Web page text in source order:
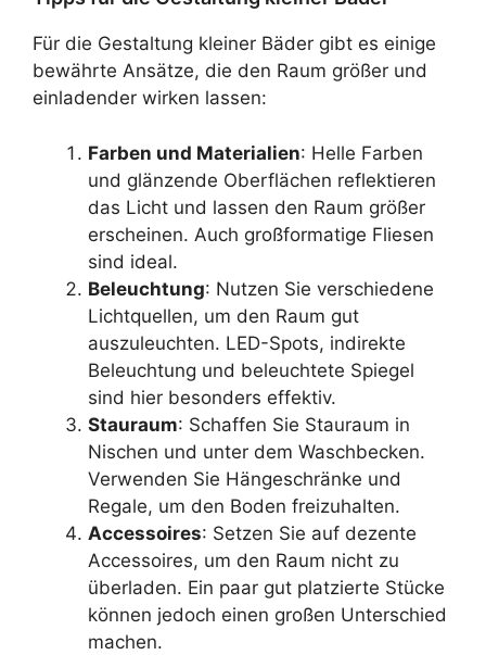
Für die Gestaltung kleiner Bäder gibt es einige
bewährte Ansätze, die den Raum größer und
einladender wirken lassen:
Farben und Materialien: Helle Farben
und glänzende Oberflächen reflektieren
das Licht und lassen den Raum größer
erscheinen. Auch großformatige Fliesen
sind ideal.
Beleuchtung: Nutzen Sie verschiedene
Lichtquellen, um den Raum gut
auszuleuchten. LED-Spots, indirekte
Beleuchtung und beleuchtete Spiegel
sind hier besonders effektiv.
Stauraum: Schaffen Sie Stauraum in
Nischen und unter dem Waschbecken.
Verwenden Sie Hängeschränke und
Regale, um den Boden freizuhalten.
Accessoires: Setzen Sie auf dezente
Accessoires, um den Raum nicht zu
überladen. Ein paar gut platzierte Stücke
können jedoch einen großen Unterschied
machen.